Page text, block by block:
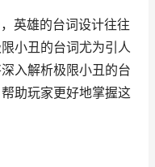
英雄的台词设计往往
小丑的台词尤为引人
入解析极限小丑的台
助玩家更好地掌握这